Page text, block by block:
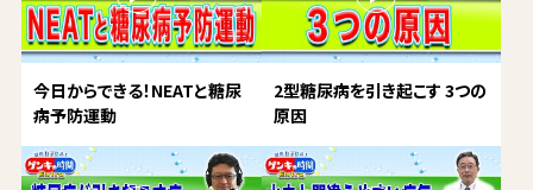
今日からできる！NEATと糖尿
病予防運動
2型糖尿病を引き起こす 3つの
原因